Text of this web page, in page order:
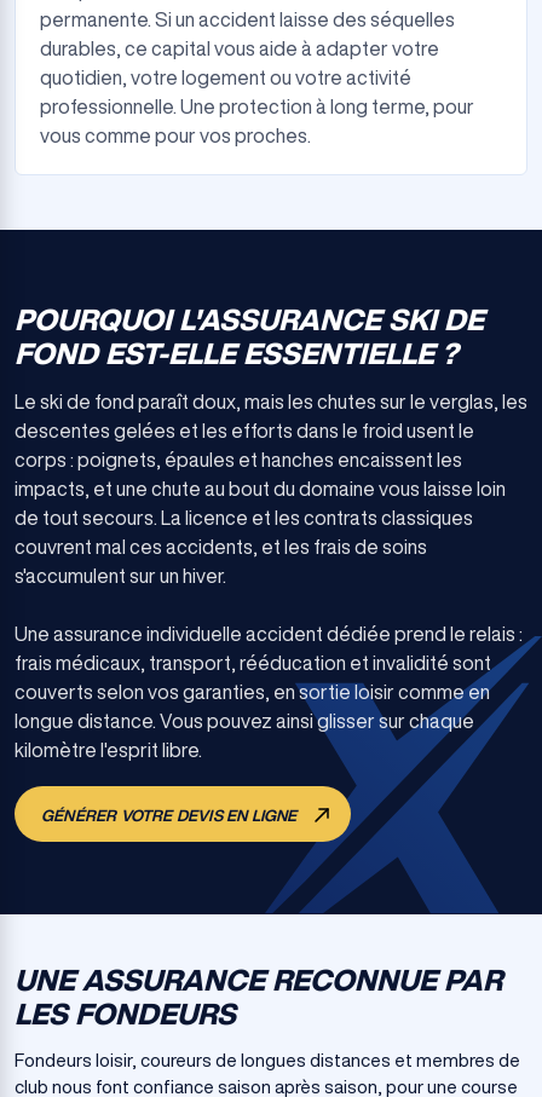
permanente. Si un accident laisse des séquelles
durables, ce capital vous aide à adapter votre
quotidien, votre logement ou votre activité
professionnelle. Une protection à long terme, pour
vous comme pour vos proches.
POURQUOI L'ASSURANCE SKI DE
FOND EST-ELLE ESSENTIELLE ?
Le ski de fond paraît doux, mais les chutes sur le verglas, les
descentes gelées et les efforts dans le froid usent le
corps : poignets, épaules et hanches encaissent les
impacts, et une chute au bout du domaine vous laisse loin
de tout secours. La licence et les contrats classiques
couvrent mal ces accidents, et les frais de soins
s'accumulent sur un hiver.
Une assurance individuelle accident dédiée prend le relais :
frais médicaux, transport, rééducation et invalidité sont
couverts selon vos garanties, en sortie loisir comme en
longue distance. Vous pouvez ainsi glisser sur chaque
kilomètre l'esprit libre.
GÉNÉRER VOTRE DEVIS EN LIGNE
UNE ASSURANCE RECONNUE PAR
LES FONDEURS
Fondeurs loisir, coureurs de longues distances et membres de
club nous font confiance saison après saison, pour une course